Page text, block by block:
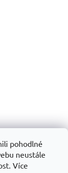
pohodlné
neustále
Více
baterií